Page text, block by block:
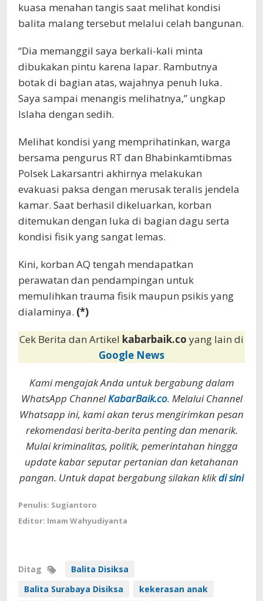
kuasa menahan tangis saat melihat kondisi
balita malang tersebut melalui celah bangunan.
“Dia memanggil saya berkali-kali minta
dibukakan pintu karena lapar. Rambutnya
botak di bagian atas, wajahnya penuh luka.
Saya sampai menangis melihatnya,” ungkap
Islaha dengan sedih.
Melihat kondisi yang memprihatinkan, warga
bersama pengurus RT dan Bhabinkamtibmas
Polsek Lakarsantri akhirnya melakukan
evakuasi paksa dengan merusak teralis jendela
kamar. Saat berhasil dikeluarkan, korban
ditemukan dengan luka di bagian dagu serta
kondisi fisik yang sangat lemas.
Kini, korban AQ tengah mendapatkan
perawatan dan pendampingan untuk
memulihkan trauma fisik maupun psikis yang
dialaminya. (*)
Cek Berita dan Artikel kabarbaik.co yang lain di
Google News
Kami mengajak Anda untuk bergabung dalam
WhatsApp ChannelKabarBaik.co. Melalui Channel
Whatsapp ini, kami akan terus mengirimkan pesan
rekomendasi berita-berita penting dan menarik.
Mulai kriminalitas, politik, pemerintahan hingga
update kabar seputar pertanian dan ketahanan
pangan. Untuk dapat bergabung silakan klikdi sini
Penulis: Sugiantoro
Editor: Imam Wahyudiyanta
Ditag
Balita Disiksa
Balita Surabaya Disiksa
kekerasan anak